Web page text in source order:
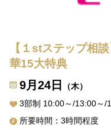
【１stステップ相
華15大特典
9月24日
（木）
3部制 10:00～/13:00～/
所要時間：3時間程度